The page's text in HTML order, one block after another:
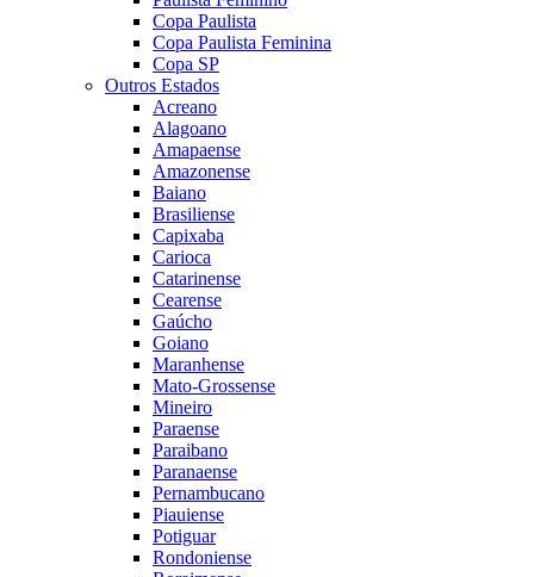
Copa Paulista
Copa Paulista Feminina
Copa SP
Outros Estados
Acreano
Alagoano
Amapaense
Amazonense
Baiano
Brasiliense
Capixaba
Carioca
Catarinense
Cearense
Gaúcho
Goiano
Maranhense
Mato-Grossense
Mineiro
Paraense
Paraibano
Paranaense
Pernambucano
Piauiense
Potiguar
Rondoniense